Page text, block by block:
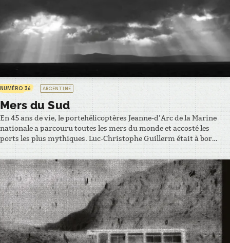
NUMÉRO 36 ARGENTINE
Mers du Sud
En 45 ans de vie, le portehélicoptères Jeanne-d’Arc de la Marine
nationale a parcouru toutes les mers du monde et accosté les
ports les plus mythiques. Luc-Christophe Guillerm était à bord
pour la dernière campagne. La Jeanne, comme on l’appelait
affectueusement, a emmené ses 600 marins dans une des zones
les plus extraordinaires de la…